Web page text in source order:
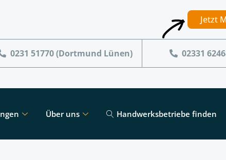
Jetzt
0231 51770 (Dortmund Lünen) 02331
Über uns Handwerksbetriebe finden